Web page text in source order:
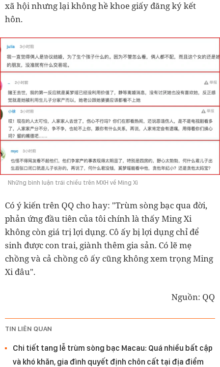
xã hội nhưng lại không hề khoe giấy đăng ký kết
hôn.
Những bình luận trái chiều trên MXH về Ming Xi
Có ý kiến trên QQ cho hay: "Trùm sòng bạc qua đời,
phản ứng đầu tiên của tôi chính là thấy Ming Xi
không còn giá trị lợi dụng. Cô ấy bị lợi dụng chỉ để
sinh được con trai, giành thêm gia sản. Có lẽ mẹ
chồng và cả chồng cô ấy cũng không xem trọng Ming
Xi đâu".
Nguồn: QQ
TIN LIÊN QUAN
Chi tiết tang lễ trùm sòng bạc Macau: Quá nhiều bất cập
và khó khăn, gia đình quyết định chôn cất tại địa điểm